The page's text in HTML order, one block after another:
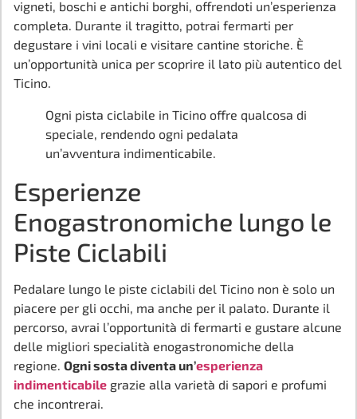
vigneti, boschi e antichi borghi, offrendoti un’esperienza
completa. Durante il tragitto, potrai fermarti per
degustare i vini locali e visitare cantine storiche. È
un’opportunità unica per scoprire il lato più autentico del
Ticino.
Ogni pista ciclabile in Ticino offre qualcosa di
speciale, rendendo ogni pedalata
un’avventura indimenticabile.
Esperienze
Enogastronomiche lungo le
Piste Ciclabili
Pedalare lungo le piste ciclabili del Ticino non è solo un
piacere per gli occhi, ma anche per il palato. Durante il
percorso, avrai l’opportunità di fermarti e gustare alcune
delle migliori specialità enogastronomiche della
regione. Ogni sosta diventa un’esperienza
indimenticabile grazie alla varietà di sapori e profumi
che incontrerai.